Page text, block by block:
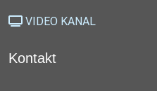
VIDEO KANAL
Kontakt